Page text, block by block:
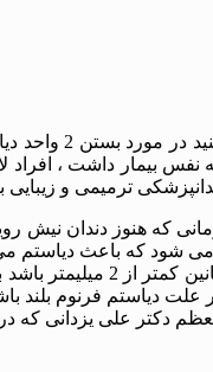
در گزارش
نفس بیمار داشت ،
ترمیمی و
در سن 6 الی 8 سالگی (زمانی
می شود که باعث
علت دیاستم فرنوم
معظم دکتر علی یزدانی